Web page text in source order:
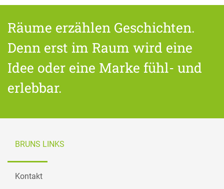
Räume erzählen Geschichten.
Denn erst im Raum wird eine
Idee oder eine Marke fühl- und
erlebbar.
BRUNS LINKS
Kontakt